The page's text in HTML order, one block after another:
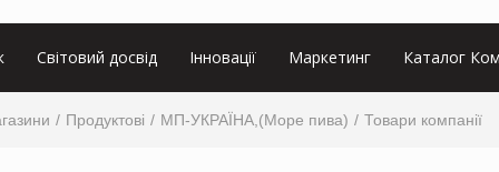
Світовий досвід Інновації Маркетинг Каталог
Продуктові МП-УКРАЇНА,(Море пива) Товари компанії